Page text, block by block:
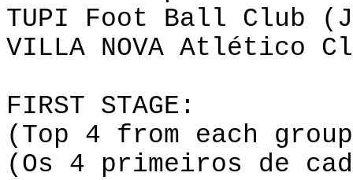
TUPI Foot Ball Club
VILLA NOVA Atlético
FIRST STAGE:
(Top 4 from each
group
(Os 4 primeiros de